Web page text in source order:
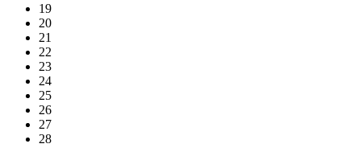
19
20
21
22
23
24
25
26
27
28